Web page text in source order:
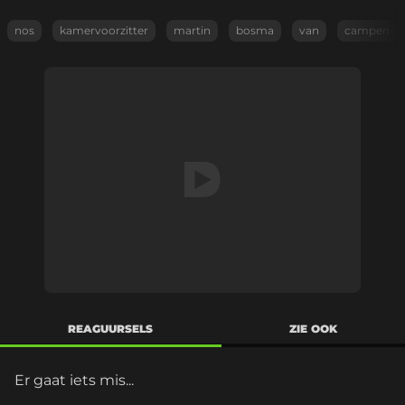
nos kamervoorzitter martin bosma van campen
REAGUURSELS ZIE OOK
Er gaat iets mis...